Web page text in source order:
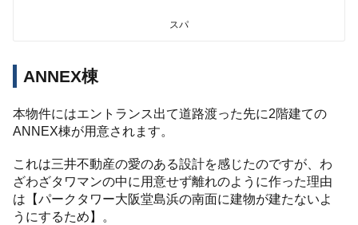
スパ
ANNEX棟
本物件にはエントランス出て道路渡った先に2階建ての
ANNEX棟が用意されます。
これは三井不動産の愛のある設計を感じたのですが、わ
ざわざタワマンの中に用意せず離れのように作った理由
は【パークタワー大阪堂島浜の南面に建物が建たないよ
うにするため】。